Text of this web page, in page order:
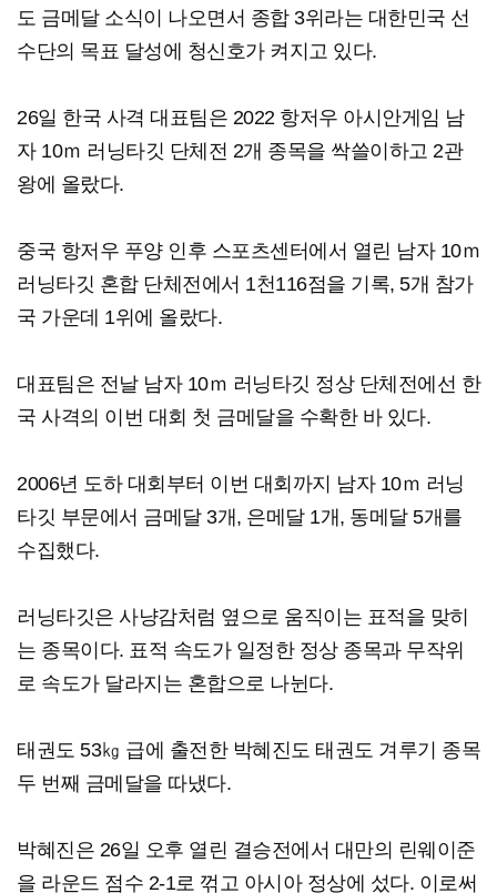
도 금메달 소식이 나오면서 종합 3위라는 대한민국 선
수단의 목표 달성에 청신호가 켜지고 있다.
26일 한국 사격 대표팀은 2022 항저우 아시안게임 남
자 10ｍ 러닝타깃 단체전 2개 종목을 싹쓸이하고 2관
왕에 올랐다.
중국 항저우 푸양 인후 스포츠센터에서 열린 남자 10ｍ
러닝타깃 혼합 단체전에서 1천116점을 기록, 5개 참가
국 가운데 1위에 올랐다.
대표팀은 전날 남자 10ｍ 러닝타깃 정상 단체전에선 한
국 사격의 이번 대회 첫 금메달을 수확한 바 있다.
2006년 도하 대회부터 이번 대회까지 남자 10ｍ 러닝
타깃 부문에서 금메달 3개, 은메달 1개, 동메달 5개를
수집했다.
러닝타깃은 사냥감처럼 옆으로 움직이는 표적을 맞히
는 종목이다. 표적 속도가 일정한 정상 종목과 무작위
로 속도가 달라지는 혼합으로 나뉜다.
태권도 53㎏ 급에 출전한 박혜진도 태권도 겨루기 종목
두 번째 금메달을 따냈다.
박혜진은 26일 오후 열린 결승전에서 대만의 린웨이준
을 라운드 점수 2-1로 꺾고 아시아 정상에 섰다. 이로써